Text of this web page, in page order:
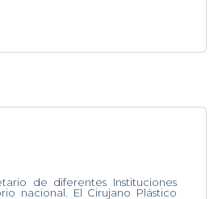
de diferentes Instituciones
nacional. El Cirujano Plástico